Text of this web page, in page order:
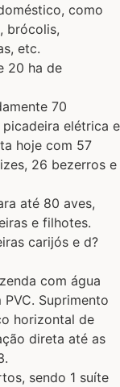
como
brócolis,
etc.
20 ha de
70
elétrica e
hoje com 57
26 bezerros e
até 80 aves,
e filhotes.
carijós e d?
com água
Suprimento
horizontal de
direta até as
sendo 1 suíte